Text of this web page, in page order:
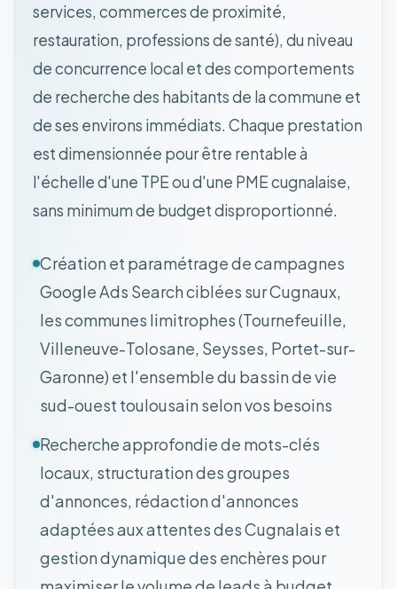
services, commerces de proximité,
restauration, professions de santé), du niveau
de concurrence local et des comportements
de recherche des habitants de la commune et
de ses environs immédiats. Chaque prestation
est dimensionnée pour être rentable à
l'échelle d'une TPE ou d'une PME cugnalaise,
sans minimum de budget disproportionné.
Création et paramétrage de campagnes
Google Ads Search ciblées sur Cugnaux,
les communes limitrophes (Tournefeuille,
Villeneuve-Tolosane, Seysses, Portet-sur-
Garonne) et l'ensemble du bassin de vie
sud-ouest toulousain selon vos besoins
Recherche approfondie de mots-clés
locaux, structuration des groupes
d'annonces, rédaction d'annonces
adaptées aux attentes des Cugnalais et
gestion dynamique des enchères pour